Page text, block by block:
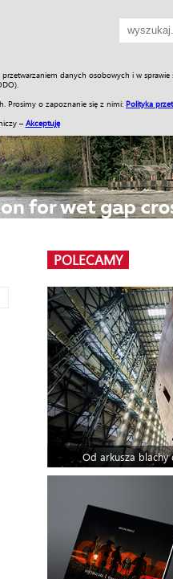
danych osobowych i w
Prosimy o zapoznanie się z nimi: Polityka
– Akceptuję
SKLEP Jednodniówki
POLECAMY
Od arkusza